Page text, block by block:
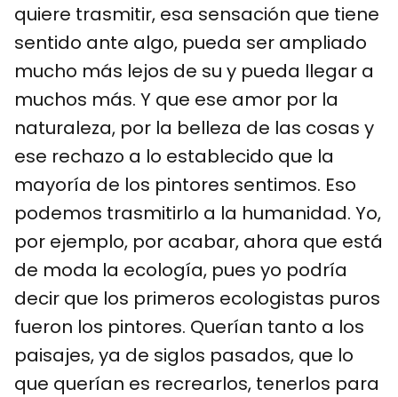
quiere trasmitir, esa sensación que tiene
sentido ante algo, pueda ser ampliado
mucho más lejos de su y pueda llegar a
muchos más. Y que ese amor por la
naturaleza, por la belleza de las cosas y
ese rechazo a lo establecido que la
mayoría de los pintores sentimos. Eso
podemos trasmitirlo a la humanidad. Yo,
por ejemplo, por acabar, ahora que está
de moda la ecología, pues yo podría
decir que los primeros ecologistas puros
fueron los pintores. Querían tanto a los
paisajes, ya de siglos pasados, que lo
que querían es recrearlos, tenerlos para